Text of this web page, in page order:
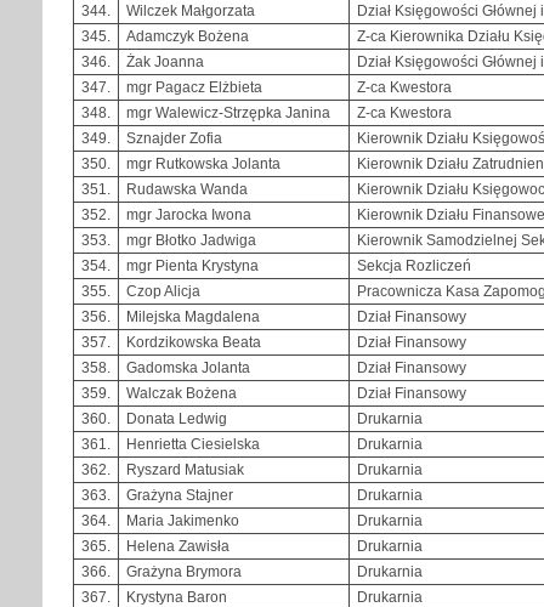
344.
Wilczek Małgorzata
Dział Księgowości Głównej
345.
Adamczyk Bożena
Z-ca Kierownika Działu
346.
Żak Joanna
Dział Księgowości Głównej
347.
mgr Pagacz Elżbieta
Z-ca Kwestora
348.
mgr Walewicz-Strzępka Janina
Z-ca Kwestora
349.
Sznajder Zofia
Kierownik Działu
350.
mgr Rutkowska Jolanta
Kierownik Działu
351.
Rudawska Wanda
Kierownik Działu
352.
mgr Jarocka Iwona
Kierownik Działu
353.
mgr Błotko Jadwiga
Kierownik Samodzielnej
354.
mgr Pienta Krystyna
Sekcja Rozliczeń
355.
Czop Alicja
Pracownicza Kasa
356.
Milejska Magdalena
Dział Finansowy
357.
Kordzikowska Beata
Dział Finansowy
358.
Gadomska Jolanta
Dział Finansowy
359.
Walczak Bożena
Dział Finansowy
360.
Donata Ledwig
Drukarnia
361.
Henrietta Ciesielska
Drukarnia
362.
Ryszard Matusiak
Drukarnia
363.
Grażyna Stajner
Drukarnia
364.
Maria Jakimenko
Drukarnia
365.
Helena Zawisła
Drukarnia
366.
Grażyna Brymora
Drukarnia
367.
Krystyna Baron
Drukarnia